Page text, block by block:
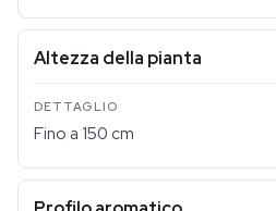
Altezza della pianta
Fino a 150 cm